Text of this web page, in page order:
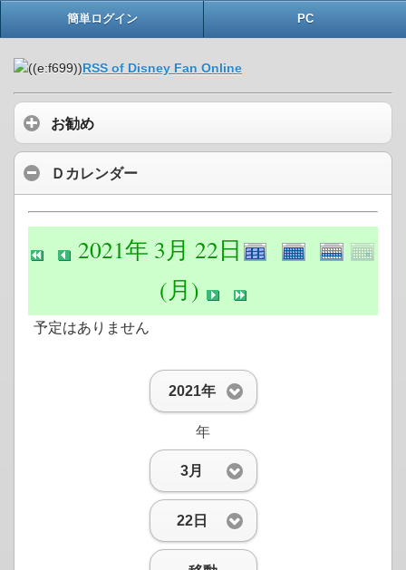
簡単ログイン PC
RSS of Disney Fan Online
お勧め
Ｄカレンダー
2021年 3月 22日
(月)
予定はありません
2021年
年
3月
22日